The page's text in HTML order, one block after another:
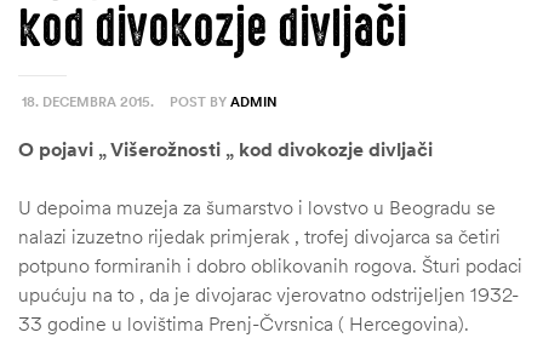
18. DECEMBRA 2015. POST BY ADMIN
kod divokozje divljači
O pojavi „ Višerožnosti „ kod divokozje divljači
U depoima muzeja za šumarstvo i lovstvo u Beogradu se
nalazi izuzetno rijedak primjerak , trofej divojarca sa četiri
potpuno formiranih i dobro oblikovanih rogova. Šturi podaci
upućuju na to , da je divojarac vjerovatno odstrijeljen 1932-
33 godine u lovištima Prenj-Čvrsnica ( Hercegovina).